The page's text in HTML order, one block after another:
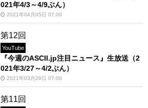
021年4/3～4/9ぶん）
2021年04月05日 07:00
第12回
YouTube
『今週のASCII.jp注目ニュース』生放送（2
021年3/27～4/2ぶん）
2021年03月29日 07:00
第11回